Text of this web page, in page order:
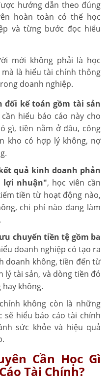
hướng dẫn theo đúng
hoàn toàn có thể học
và từng bước đọc hiểu
mới không phải là học
là hiểu tài chính thông
doanh nghiệp.
đối kế toán gồm tài sản
hiểu báo cáo này cho
gì, tiền nằm ở đâu, công
kho có hợp lý không, nợ
quả kinh doanh phản
lợi nhuận", học viên cần
tiền từ hoạt động nào,
chi phí nào đang làm
chuyển tiền tệ gồm ba
doanh nghiệp có tạo ra
doanh không, tiền đến từ
lý tài sản, và dòng tiền đó
không.
không còn là những
sẽ hiểu báo cáo tài chính
sức khỏe và hiệu quả
Cần Học Gì
Tài Chính?